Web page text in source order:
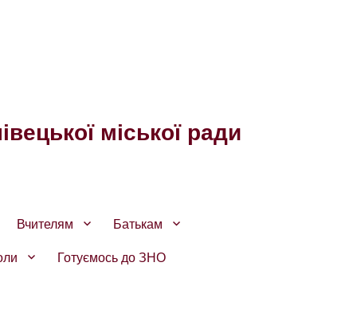
міської ради
Вчителям
Батькам
Готуємось до ЗНО